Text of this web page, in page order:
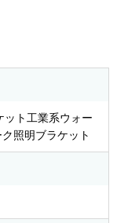
ット工業系ウォー
照明ブラケット